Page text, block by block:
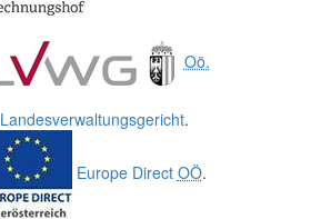
Oö.
Landesverwaltungsgericht.
Europe Direct OÖ.